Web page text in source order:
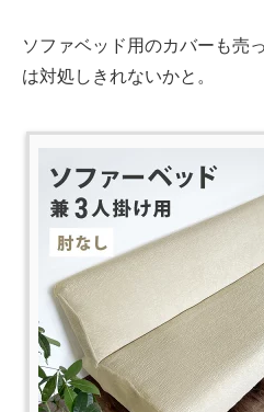
ソファベッド用のカバーも売
は対処しきれないかと。